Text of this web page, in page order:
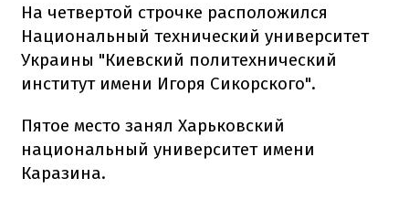
На четвертой строчке расположился
Национальный технический университет
Украины "Киевский политехнический
институт имени Игоря Сикорского".
Пятое место занял Харьковский
национальный университет имени
Каразина.